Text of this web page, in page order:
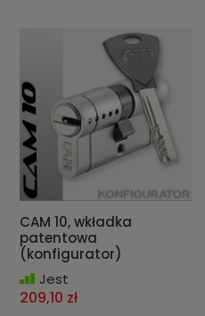
CAM 10, wkładka
patentowa
(konfigurator)
Jest
209,10 zł